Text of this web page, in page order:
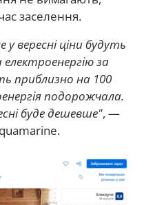
заселення.
вересні ціни будуть
електроенергію за
приблизно на 100
подорожчала.
буде дешевше", —